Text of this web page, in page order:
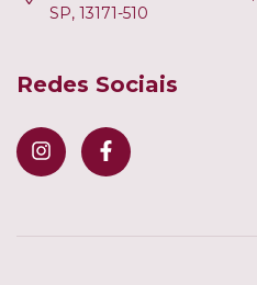
SP, 13171-510
Redes Sociais